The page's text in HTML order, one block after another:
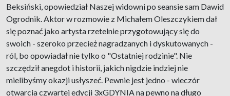
Beksiński, opowiedział Naszej widowni po seansie sam Dawid
Ogrodnik. Aktor w rozmowie z Michałem Oleszczykiem dał
się poznać jako artysta rzetelnie przygotowujący się do
swoich - szeroko przecież nagradzanych i dyskutowanych -
ról, bo opowiadał nie tylko o "Ostatniej rodzinie". Nie
szczędził anegdot i historii, jakich nigdzie indziej nie
mielibyśmy okazji usłyszeć. Pewnie jest jedno - wieczór
otwarcia czwartej edycji 3xGDYNIA na pewno na długo